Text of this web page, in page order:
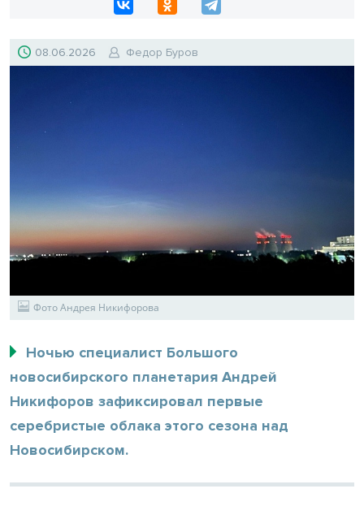
08.06.2026 Федор Буров
Фото Андрея Никифорова
Ночью специалист Большого
новосибирского планетария Андрей
Никифоров зафиксировал первые
серебристые облака этого сезона над
Новосибирском.